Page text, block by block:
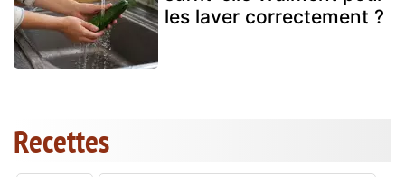
les laver correctement ?
Recettes